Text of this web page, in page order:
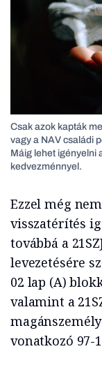
Csak azok kapták
vagy a NAV családi
Máig lehet igényelni
kedvezménnyel.
Ezzel még
visszatérítés
továbbá a
levezetésére
02 lap (A)
valamint a
vonatkozó 97-